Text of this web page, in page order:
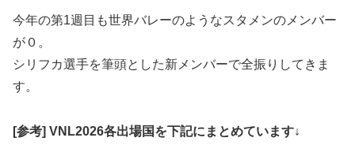
今年の第1週目も世界バレーのようなスタメンのメンバー
が０。
シリフカ選手を筆頭とした新メンバーで全振りしてきま
す。
[参考] VNL2026各出場国を下記にまとめています↓